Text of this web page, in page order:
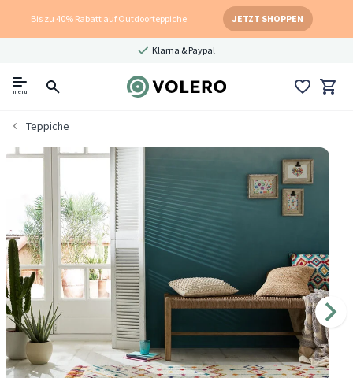
Bis zu 40% Rabatt auf Outdoorteppiche JETZT SHOPPEN
Klarna & Paypal
menu
Teppiche